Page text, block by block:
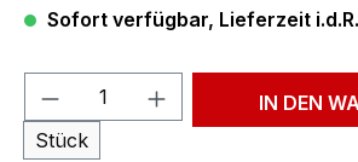
Sofort verfügbar, Lieferzeit
Produkt Anzahl: Gib
Stück
IN DEN